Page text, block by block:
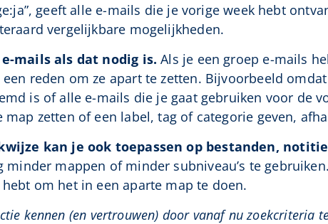
geeft alle e-mails die je vorige week hebt
vergelijkbare mogelijkheden.
e-mails als dat nodig is.Als je een groep e-mails
reden om ze apart te zetten. Bijvoorbeeld
is of alle e-mails die je gaat gebruiken voor de
map zetten of een label, tag of categorie geven,
kan je ook toepassen op bestanden,
minder mappen of minder subniveau’s te
om het in een aparte map te doen.
kennen (en vertrouwen) door vanaf nu zoekcriteria